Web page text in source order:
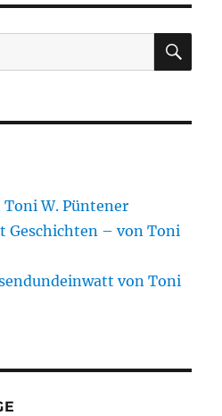
E
W. Püntener
Geschichten – von Toni
von Toni